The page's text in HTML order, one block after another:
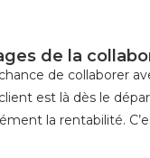
de la
chance de collaborer
est là dès le
la rentabilité.